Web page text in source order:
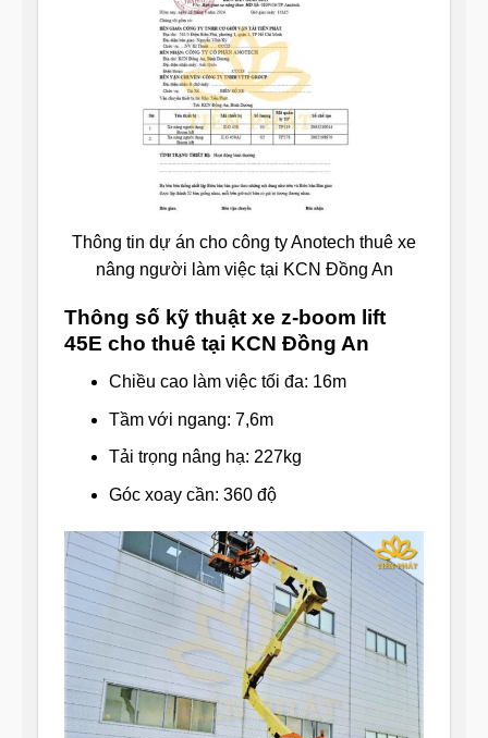
Thông tin dự án cho công ty Anotech thuê xe
nâng người làm việc tại KCN Đồng An
Thông số kỹ thuật xe z-boom lift
45E cho thuê tại KCN Đồng An
Chiều cao làm việc tối đa: 16m
Tầm với ngang: 7,6m
Tải trọng nâng hạ: 227kg
Góc xoay cần: 360 độ